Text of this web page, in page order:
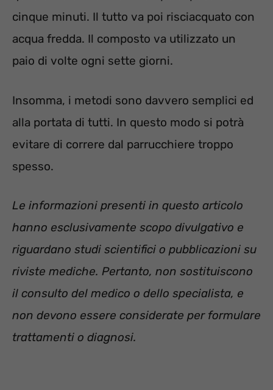
cinque minuti. Il tutto va poi risciacquato con
acqua fredda. Il composto va utilizzato un
paio di volte ogni sette giorni.
Insomma, i metodi sono davvero semplici ed
alla portata di tutti. In questo modo si potrà
evitare di correre dal parrucchiere troppo
spesso.
Le informazioni presenti in questo articolo
hanno esclusivamente scopo divulgativo e
riguardano studi scientifici o pubblicazioni su
riviste mediche. Pertanto, non sostituiscono
il consulto del medico o dello specialista, e
non devono essere considerate per formulare
trattamenti o diagnosi.